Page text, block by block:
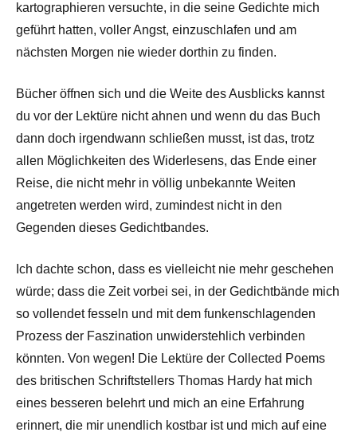
kartographieren versuchte, in die seine Gedichte mich
geführt hatten, voller Angst, einzuschlafen und am
nächsten Morgen nie wieder dorthin zu finden.
Bücher öffnen sich und die Weite des Ausblicks kannst
du vor der Lektüre nicht ahnen und wenn du das Buch
dann doch irgendwann schließen musst, ist das, trotz
allen Möglichkeiten des Widerlesens, das Ende einer
Reise, die nicht mehr in völlig unbekannte Weiten
angetreten werden wird, zumindest nicht in den
Gegenden dieses Gedichtbandes.
Ich dachte schon, dass es vielleicht nie mehr geschehen
würde; dass die Zeit vorbei sei, in der Gedichtbände mich
so vollendet fesseln und mit dem funkenschlagenden
Prozess der Faszination unwiderstehlich verbinden
könnten. Von wegen! Die Lektüre der Collected Poems
des britischen Schriftstellers Thomas Hardy hat mich
eines besseren belehrt und mich an eine Erfahrung
erinnert, die mir unendlich kostbar ist und mich auf eine